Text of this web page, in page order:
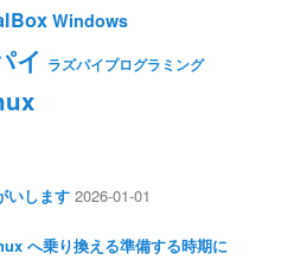
Windows
イ ラズパイプログラミング
いします 2026-01-01
へ乗り換える準備する時期に